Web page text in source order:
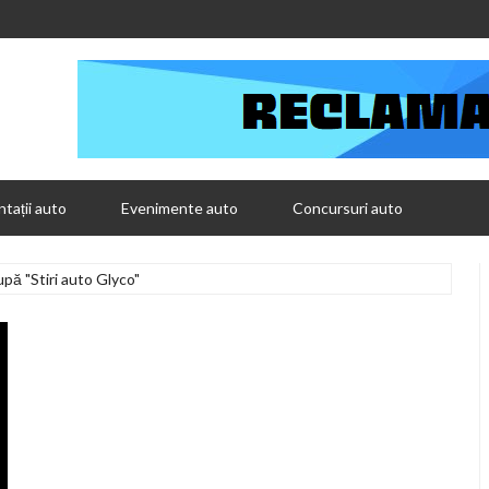
auto Evenimente auto Concursuri auto
"Stiri auto Glyco"